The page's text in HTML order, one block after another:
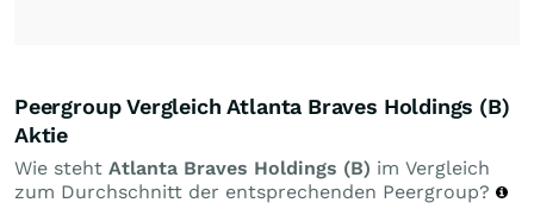
Peergroup Vergleich Atlanta Braves Holdings (B)
Aktie
Wie steht Atlanta Braves Holdings (B) im Vergleich
zum Durchschnitt der entsprechenden Peergroup?